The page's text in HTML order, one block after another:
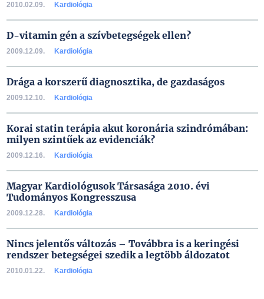
2010.02.09. Kardiológia
D-vitamin gén a szívbetegségek ellen?
2009.12.09. Kardiológia
Drága a korszerű diagnosztika, de gazdaságos
2009.12.10. Kardiológia
Korai statin terápia akut koronária szindrómában:
milyen szintűek az evidenciák?
2009.12.16. Kardiológia
Magyar Kardiológusok Társasága 2010. évi
Tudományos Kongresszusa
2009.12.28. Kardiológia
Nincs jelentős változás – Továbbra is a keringési
rendszer betegségei szedik a legtöbb áldozatot
2010.01.22. Kardiológia